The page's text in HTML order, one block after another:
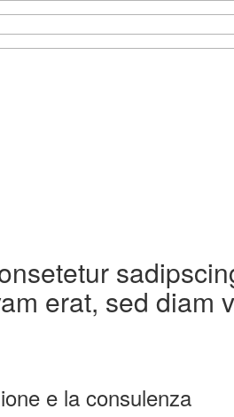
erat, sed diam
e la consulenza